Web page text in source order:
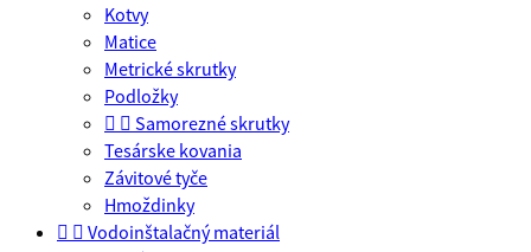
Kotvy
Matice
Metrické skrutky
Podložky
  Samorezné skrutky
Tesárske kovania
Závitové tyče
Hmoždinky
  Vodoinštalačný materiál